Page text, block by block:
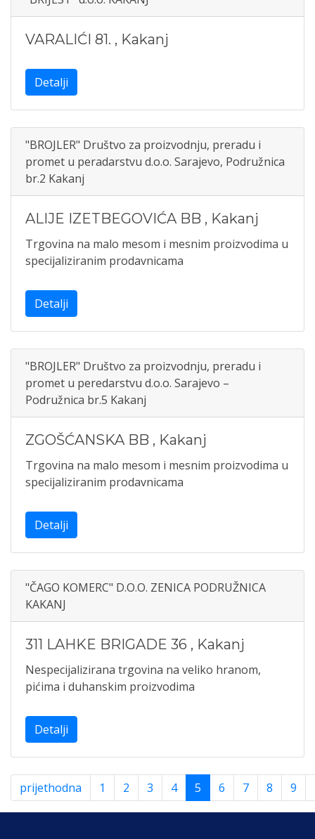
VARALIĆI 81. , Kakanj
Detalji
"BROJLER" Društvo za proizvodnju, preradu i
promet u peradarstvu d.o.o. Sarajevo, Podružnica
br.2 Kakanj
ALIJE IZETBEGOVIĆA BB , Kakanj
Trgovina na malo mesom i mesnim proizvodima u
specijaliziranim prodavnicama
Detalji
"BROJLER" Društvo za proizvodnju, preradu i
promet u peredarstvu d.o.o. Sarajevo –
Podružnica br.5 Kakanj
ZGOŠĆANSKA BB , Kakanj
Trgovina na malo mesom i mesnim proizvodima u
specijaliziranim prodavnicama
Detalji
"ČAGO KOMERC" D.O.O. ZENICA PODRUŽNICA
KAKANJ
311 LAHKE BRIGADE 36 , Kakanj
Nespecijalizirana trgovina na veliko hranom,
pićima i duhanskim proizvodima
Detalji
prijethodna 1 2 3 4 5 6 7 8 9